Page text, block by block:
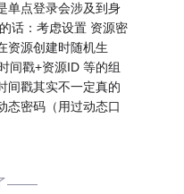
单点登录会涉及到身
话：考虑设置 资源密
资源创建时随机生
间戳+资源ID 等的组
间戳其实不一定真的
态密码（用过动态口
——